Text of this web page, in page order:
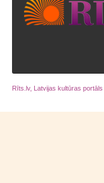
Rīts.lv, Latvijas kultūras portāls